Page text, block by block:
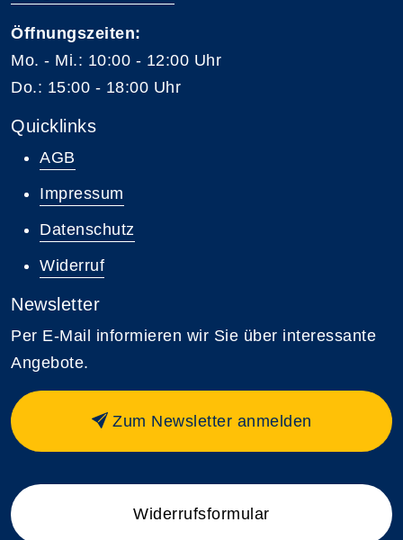
Öffnungszeiten:
Mo. - Mi.: 10:00 - 12:00 Uhr
Do.: 15:00 - 18:00 Uhr
Quicklinks
AGB
Impressum
Datenschutz
Widerruf
Newsletter
Per E-Mail informieren wir Sie über interessante
Angebote.
Zum Newsletter anmelden
Widerrufsformular